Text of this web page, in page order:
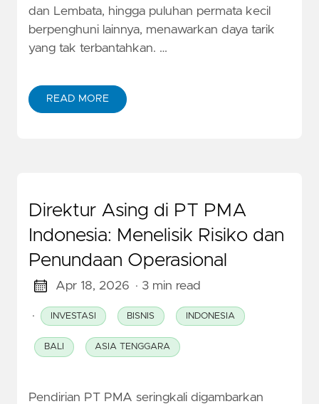
dan Lembata, hingga puluhan permata kecil
berpenghuni lainnya, menawarkan daya tarik
yang tak terbantahkan. …
READ MORE
Direktur Asing di PT PMA
Indonesia: Menelisik Risiko dan
Penundaan Operasional
Apr 18, 2026 · 3 min read
· INVESTASI BISNIS INDONESIA
BALI ASIA TENGGARA
Pendirian PT PMA seringkali digambarkan